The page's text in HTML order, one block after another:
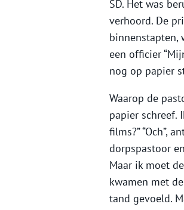
SD. Het was
verhoord. De
binnenstapten,
een officier
nog op papier
Waarop de
papier schreef.
films?” “Och”,
dorpspastoor
Maar ik moet
kwamen met
tand gevoeld.